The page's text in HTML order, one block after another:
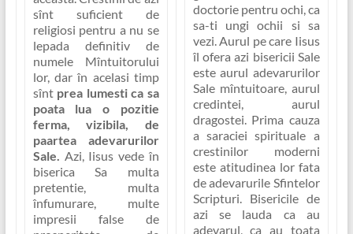
sînt suficient de
religiosi pentru a nu se
lepada definitiv de
numele Mîntuitorului
lor, dar în acelasi timp
sînt prea lumesti ca sa
poata lua o pozitie
ferma, vizibila, de
paartea adevarurilor
Sale. Azi, Iisus vede în
biserica Sa multa
pretentie, multa
înfumurare, multe
impresii false de
doctorie pentru ochi, ca
sa-ti ungi ochii si sa
vezi. Aurul pe care Iisus
îl ofera azi bisericii Sale
esteaurul adevarurilor
Sale mîntuitoare, aurul
credintei, aurul
dragostei.Prima cauza
a saraciei spirituale a
crestinilor moderni
este atitudinea lor fata
de adevarurile Sfintelor
Scripturi. Bisericile de
azi se lauda ca au
adevarul, ca au toata